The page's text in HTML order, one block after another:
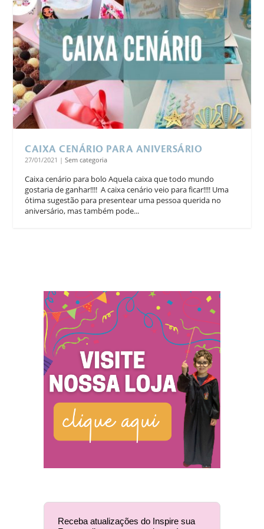
CAIXA CENÁRIO PARA ANIVERSÁRIO
27/01/2021 |Sem categoria
Caixa cenário para bolo Aquela caixa que todo mundo
gostaria de ganhar!!!! A caixa cenário veio para ficar!!!! Uma
ótima sugestão para presentear uma pessoa querida no
aniversário, mas também pode...
Receba atualizações do Inspire sua